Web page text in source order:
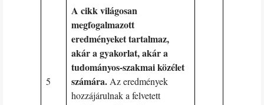
5
A cikk világosan
megfogalmazott
eredményeket tartalmaz,
akár a gyakorlat, akár a
tudományos-szakmai közélet
számára. Az eredmények
hozzájárulnak a felvetett